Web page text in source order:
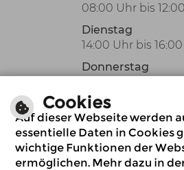
08:00 Uhr bis
Dienstag
14:00 Uhr bis
Donnerstag
Oder nach
auch außerhalb
üblichen
Öffnungszeiten.
Cookies
Auf dieser Webseite werden
essentielle Daten in Cookies
wichtige Funktionen der
ermöglichen. Mehr dazu in